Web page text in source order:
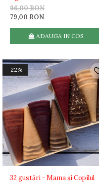
96,00 RON
79,00 RON
ADAUGA IN COS
-22%
32 gustări - Mama și Copilul